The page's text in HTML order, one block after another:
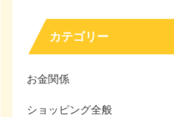
カテゴリー
お金関係
ショッピング全般